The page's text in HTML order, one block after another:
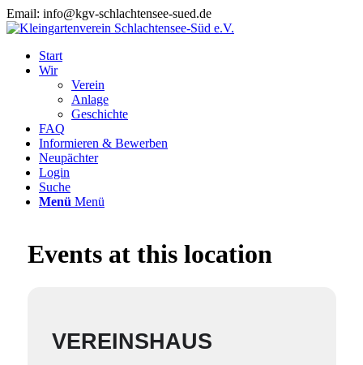
Email: info@kgv-schlachtensee-sued.de
Start
Wir
Verein
Anlage
Geschichte
FAQ
Informieren & Bewerben
Neupächter
Login
Suche
Menü Menü
Events at this location
VEREINSHAUS